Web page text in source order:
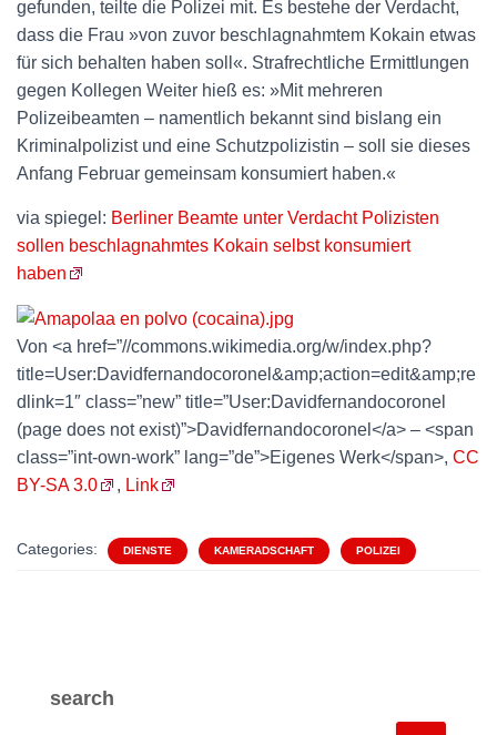
gefunden, teilte die Polizei mit. Es bestehe der Verdacht,
dass die Frau »von zuvor beschlagnahmtem Kokain etwas
für sich behalten haben soll«. Strafrechtliche Ermittlungen
gegen Kollegen Weiter hieß es: »Mit mehreren
Polizeibeamten – namentlich bekannt sind bislang ein
Kriminalpolizist und eine Schutzpolizistin – soll sie dieses
Anfang Februar gemeinsam konsumiert haben.«
via spiegel: Berliner Beamte unter Verdacht Polizisten
sollen beschlagnahmtes Kokain selbst konsumiert
haben
Von <a href=”//commons.wikimedia.org/w/index.php?
title=User:Davidfernandocoronel&amp;action=edit&amp;re
dlink=1″ class=”new” title=”User:Davidfernandocoronel
(page does not exist)”>Davidfernandocoronel</a> – <span
class=”int-own-work” lang=”de”>Eigenes Werk</span>, CC
BY-SA 3.0
, Link
Categories: DIENSTE KAMERADSCHAFT POLIZEI
search